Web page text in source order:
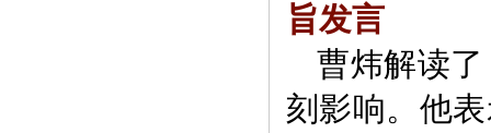
旨发言
曹炜解读
刻影响。他